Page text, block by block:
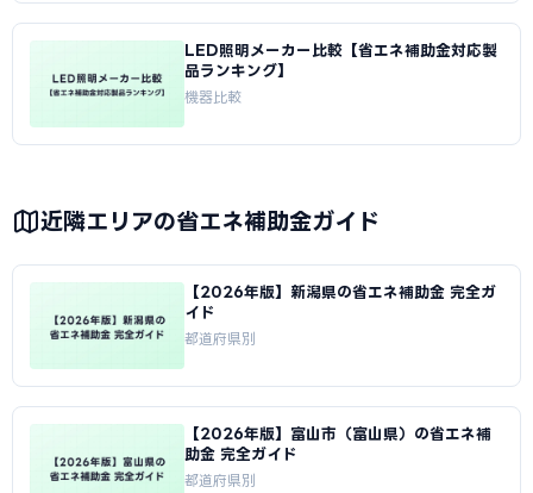
LED照明メーカー比較【省エネ補助金対応製
品ランキング】
機器比較
近隣エリアの省エネ補助金ガイド
【2026年版】新潟県の省エネ補助金 完全ガ
イド
都道府県別
【2026年版】富山市（富山県）の省エネ補
助金 完全ガイド
都道府県別